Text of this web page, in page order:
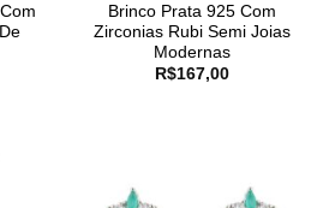
Brinco Prata 925 Com
Zirconias Rubi Semi Joias
Modernas
R$167,00